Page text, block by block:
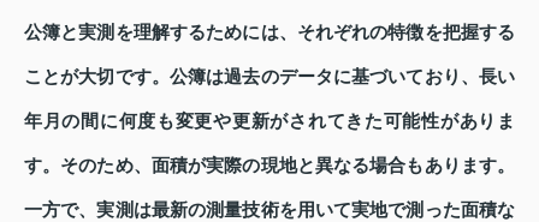
公簿と実測を理解するためには、それぞれの特徴を把握する
ことが大切です。公簿は過去のデータに基づいており、長い
年月の間に何度も変更や更新がされてきた可能性がありま
す。そのため、面積が実際の現地と異なる場合もあります。
一方で、実測は最新の測量技術を用いて実地で測った面積な